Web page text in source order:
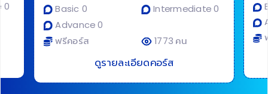
0 Basic 0
Intermediate 0
Advance 0
ฟรีคอร์ส 1773 คน
ดูรายละเอียดคอร์ส